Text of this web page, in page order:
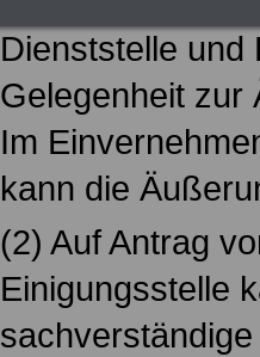
Dienststelle und
Gelegenheit zur
Im
kann die
(2) Auf Antrag
Einigungsstelle